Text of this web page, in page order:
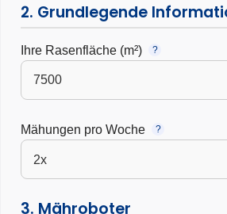
2. Grundlegende
Ihre Rasenfläche (m²) ?
Mähungen pro Woche ?
3. Mähroboter